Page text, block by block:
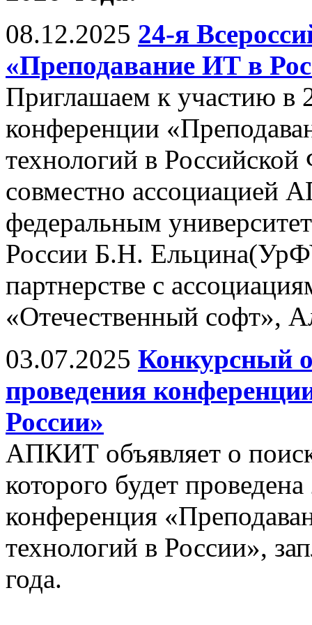
08.12.2025 24-я
«Преподавание ИТ в
Приглашаем к участию в
конференции
технологий в
совместно ассоциацией
федеральным
России Б.Н.
партнерстве с
«Отечественный софт»,
03.07.2025 Конкурсный
проведения
России»
АПКИТ объявляет о
которого будет
конференция
технологий в России»,
года.